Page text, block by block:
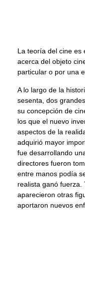
La teoría del cine es
acerca del objeto
particular o por una
A lo largo de la
sesenta, dos
su concepción de
los que el nuevo
aspectos de la
adquirió mayor
fue desarrollando
directores fueron
entre manos podía
realista ganó fuerza.
aparecieron otras
aportaron nuevos